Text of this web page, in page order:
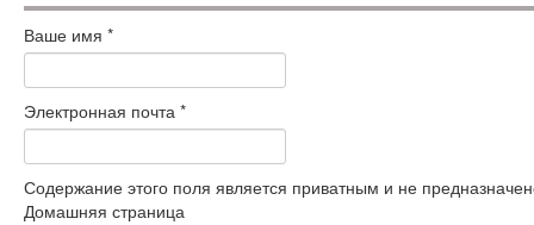
Ваше имя *
Электронная почта *
Содержание этого поля является приватным и не
Домашняя страница